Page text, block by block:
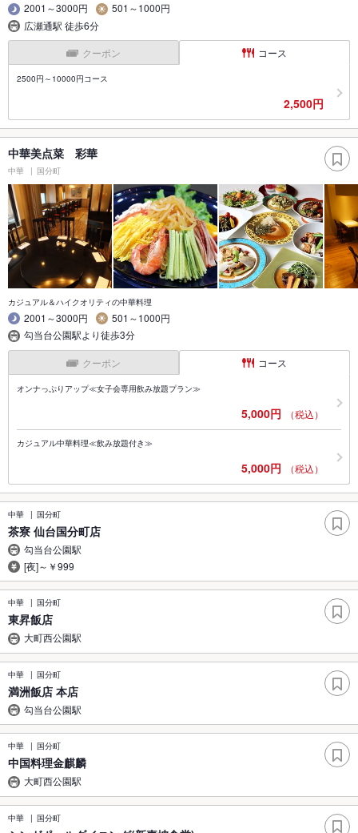
2001～3000円
501～1000円
広瀬通駅 徒歩6分
クーポン コース
2500円～10000円コース
2,500円
中華美点菜 彩華
中華 国分町
カジュアル＆ハイクオリティの中華料理
2001～3000円
501～1000円
勾当台公園駅より徒歩3分
クーポン コース
オンナっぷりアップ≪女子会専用飲み放題プラン≫
5,000円 （税込）
カジュアル中華料理≪飲み放題付き≫
5,000円 （税込）
中華 国分町
茶寮 仙台国分町店
勾当台公園駅
[夜]～￥999
中華 国分町
東昇飯店
大町西公園駅
中華 国分町
満洲飯店 本店
勾当台公園駅
中華 国分町
中国料理金麒麟
大町西公園駅
中華 国分町